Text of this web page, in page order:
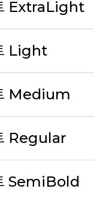
ExtraLight
Light
Medium
Regular
SemiBold